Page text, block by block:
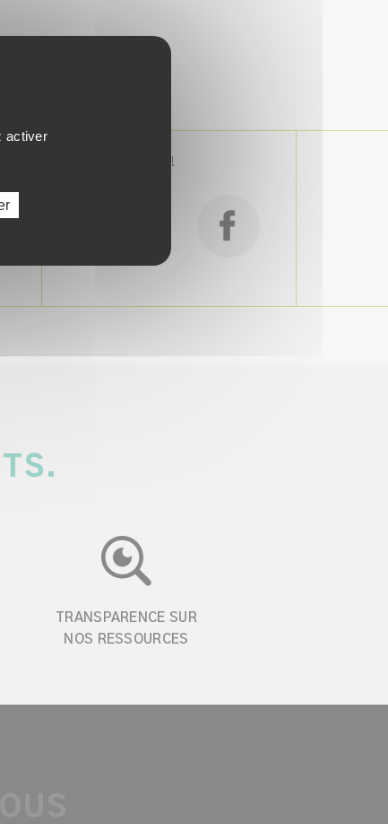
SUIVEZ-NOUS !
TRANSPARENCE SUR
NOS RESSOURCES
activer